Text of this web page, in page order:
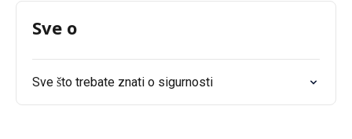
Sve o
Sve što trebate znati o sigurnosti